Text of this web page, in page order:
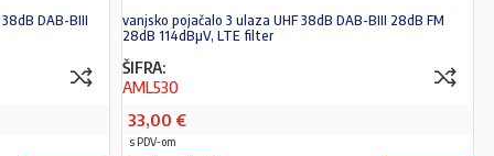
DAB-BIII
vanjsko pojačalo 3 ulaza UHF 38dB DAB-BIII 28dB FM
28dB 114dBµV, LTE filter
ŠIFRA:
AML530
33,00 €
s PDV-om